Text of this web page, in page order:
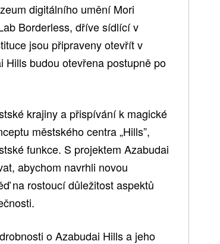
digitálního umění Mori
Borderless, dříve sídlící v
jsou připraveny otevřít v
budou otevřena postupně po
krajiny a přispívání k magické
městského centra „Hills”,
funkce. S projektem Azabudai
abychom navrhli novou
na rostoucí důležitost aspektů
o Azabudai Hills a jeho